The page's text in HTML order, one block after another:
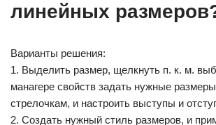
линейных
Варианты решения:
1. Выделить размер, щелкнуть п. к. м.
манагере свойств задать нужные размеры
стрелочкам, и настроить выступы и
2. Создать нужный стиль размеров, и